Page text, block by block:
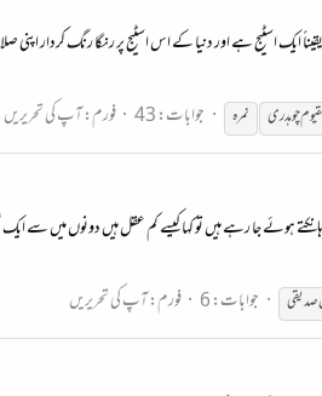
یقیناً ایک اسٹیج ہے اور دنیا کے اس اسٹیج پر رنگا رنگ کردار
چوہدری نمرہ جوابات: 43 فورم:آپ کی تحریریں
ہوئے جا رہے ہیں تو کہا کیسے کم عقل ہیں دونوں میں سے ایک
صدیقی جوابات: 6 فورم:آپ کی تحریریں